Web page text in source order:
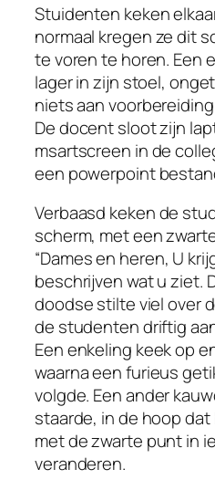
Stuidenten keken
normaal kregen ze dit
te voren te horen. Een
lager in zijn stoel,
niets aan
De docent sloot zijn
msartscreen in de
een powerpoint
Verbaasd keken de
scherm, met een
“Dames en heren, U
beschrijven wat u ziet.
doodse stilte viel over
de studenten driftig
Een enkeling keek op
waarna een furieus
volgde. Een ander
staarde, in de hoop
met de zwarte punt in
veranderen.